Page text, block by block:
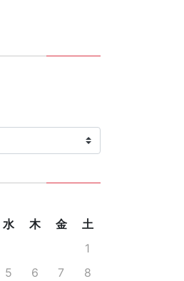
水 木 金
土
1
5 6 7 8